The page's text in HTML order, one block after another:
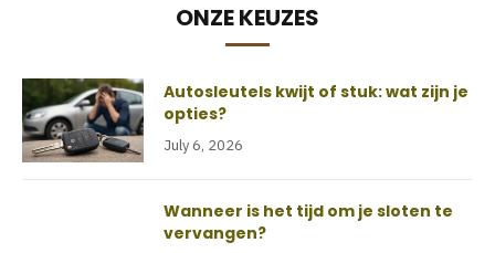
ONZE KEUZES
Autosleutels kwijt of stuk: wat zijn je
opties?
July 6, 2026
Wanneer is het tijd om je sloten te
vervangen?